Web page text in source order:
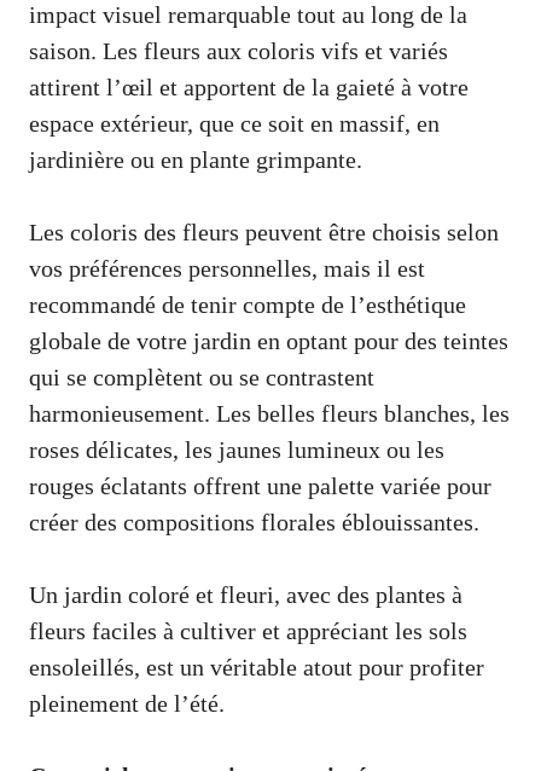
impact visuel remarquable tout au long de la
saison. Les fleurs aux coloris vifs et variés
attirent l’œil et apportent de la gaieté à votre
espace extérieur, que ce soit en massif, en
jardinière ou en plante grimpante.
Les coloris des fleurs peuvent être choisis selon
vos préférences personnelles, mais il est
recommandé de tenir compte de l’esthétique
globale de votre jardin en optant pour des teintes
qui se complètent ou se contrastent
harmonieusement. Les belles fleurs blanches, les
roses délicates, les jaunes lumineux ou les
rouges éclatants offrent une palette variée pour
créer des compositions florales éblouissantes.
Un jardin coloré et fleuri, avec des plantes à
fleurs faciles à cultiver et appréciant les sols
ensoleillés, est un véritable atout pour profiter
pleinement de l’été.